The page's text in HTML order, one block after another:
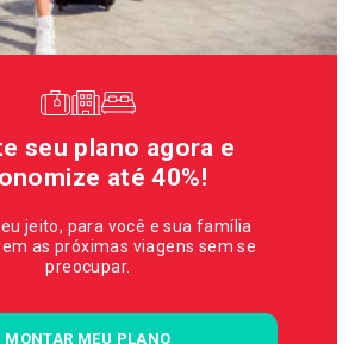
seu plano agora e
até 40%!
jeito, para você e sua família
as próximas viagens sem se
preocupar.
MONTAR MEU PLANO